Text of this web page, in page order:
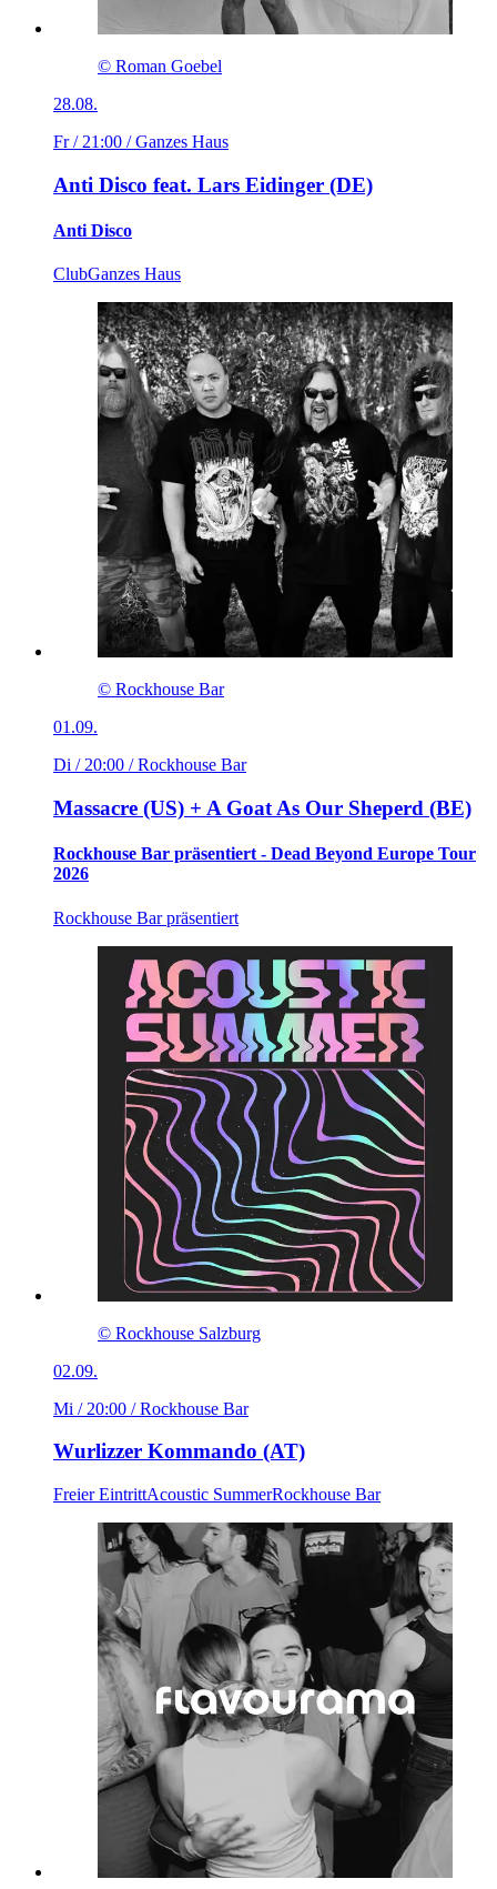
© Roman Goebel
28.08.
Fr / 21:00 / Ganzes Haus
Anti Disco feat. Lars Eidinger (DE)
Anti Disco
ClubGanzes Haus
© Rockhouse Bar
01.09.
Di / 20:00 / Rockhouse Bar
Massacre (US) + A Goat As Our Sheperd (BE)
Rockhouse Bar präsentiert - Dead Beyond Europe Tour
2026
Rockhouse Bar präsentiert
© Rockhouse Salzburg
02.09.
Mi / 20:00 / Rockhouse Bar
Wurlizzer Kommando (AT)
Freier EintrittAcoustic SummerRockhouse Bar